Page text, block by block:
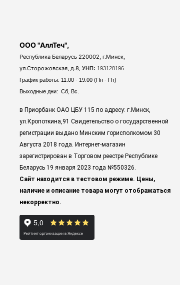
ООО "АллТеч",
Республика Беларусь 220002, г.Минск,
ул.Сторожовская, д.8, УНП: 193128196.
График работы: 11.00 - 19.00 (Пн - Пт)
Выходные дни: Сб, Вс.
в Приорбанк ОАО ЦБУ 115 по адресу: г.Минск,
ул.Кропоткина,91 Свидетельство о государственной
регистрации выдано Минским горисполкомом 30
Августа 2018 года. Интернет-магазин
зарегистрирован в Торговом реестре Республике
Беларусь 19 января 2023 года №550326.
Сайт находится в тестовом режиме. Цены,
наличие и описание товара могут отображаться
некорректно.